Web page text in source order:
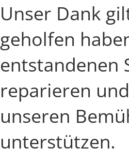
Unser Dank
geholfen
entstandenen
reparieren
unseren
unterstützen.